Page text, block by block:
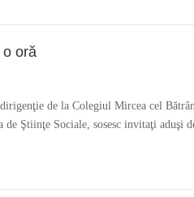
oră
de la Colegiul Mircea cel
de Ştiinţe Sociale, sosesc invitaţi